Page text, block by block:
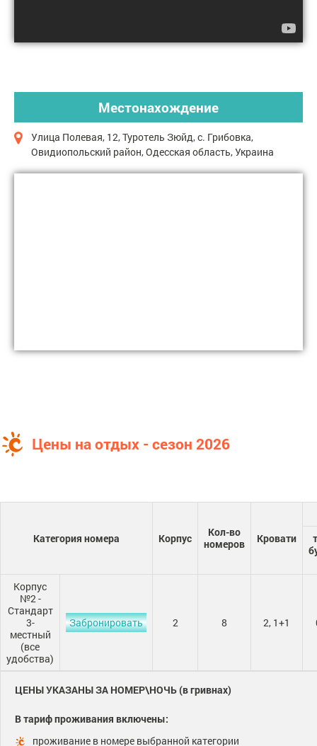
Местонахождение
Улица Полевая, 12, Туротель Зюйд, с. Грибовка,
Овидиопольский район, Одесская область, Украина
Цены на отдых - сезон 2026
Категория номера Корпус
Кол-во
номеров
Кровати
Корпус
№2 -
Стандарт
3-
местный
(все
удобства)
Забронировать 2 8 2, 1+1
ЦЕНЫ УКАЗАНЫ ЗА НОМЕР\НОЧЬ (в гривнах)
В тариф проживания включены:
проживание в номере выбранной категории